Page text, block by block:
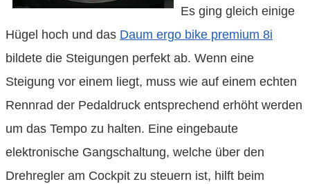
Es ging gleich einige
Hügel hoch und das Daum ergo bike premium 8i
bildete die Steigungen perfekt ab. Wenn eine
Steigung vor einem liegt, muss wie auf einem echten
Rennrad der Pedaldruck entsprechend erhöht werden
um das Tempo zu halten. Eine eingebaute
elektronische Gangschaltung, welche über den
Drehregler am Cockpit zu steuern ist, hilft beim